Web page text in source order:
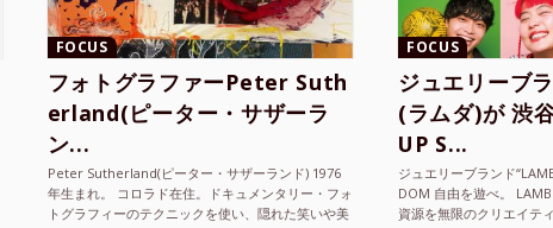
FOCUS
フォトグラファーPeter Suth
erland(ピーター・サザーラ
ン...
Peter Sutherland(ピーター・サザーランド) 1976
年生まれ。 コロラド在住。ドキュメンタリー・フォ
トグラフィーのテクニックを使い、隠れた笑いや美
FOCUS
ジュエリーブ
(ラムダ)が 渋
UP S...
ジュエリーブランド
DOM 自由を遊べ。
資源を無限のクリエイテ